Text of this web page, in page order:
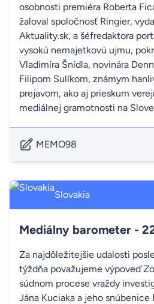
osobnosti premiéra Roberta
žaloval spoločnosť Ringier,
Aktuality.sk, a šéfredaktora
vysokú nemajetkovú ujmu,
Vladimíra Šnídla, novinára
Filipom Sulíkom, známym
prejavom, ako aj prieskum
mediálnej gramotnosti na
MEMO98
Slovakia
Mediálny barometer -
Za najdôležitejšie udalosti
týždňa považujeme výpoveď
súdnom procese vraždy
Jána Kuciaka a jeho snúbenice